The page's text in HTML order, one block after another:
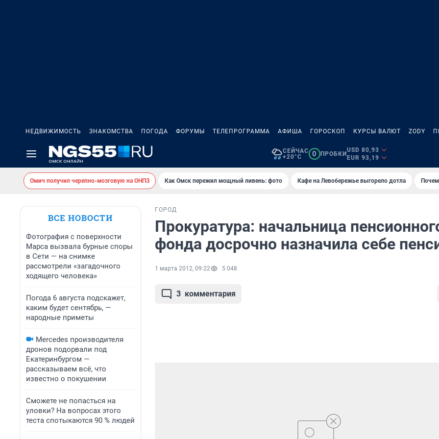
НЕДВИЖИМОСТЬ ЗНАКОМСТВА ПОГОДА ФОРУМЫ ТЕЛЕПРОГРАММА АФИША ГОРОСКОП КУРСЫ ВАЛЮТ ZODY
СЕЙЧАС
+20°C
0 ПРОБКИ
USD 80,93
EUR 93,19
Омич получил черепно-мозговую на ОНПЗ Как Омск пережил мощный ливень: фото Кафе на Левобережье выгорело дотла
ВСЕ НОВОСТИ
Фотография с поверхности
Марса вызвала бурные споры
в Сети — на снимке
рассмотрели «загадочного
ходящего человека»
Погода 6 августа подскажет,
каким будет сентябрь, —
народные приметы
Mercedes производителя
дронов подорвали под
Екатеринбургом —
рассказываем всё, что
известно о покушении
Сможете не попасться на
уловки? На вопросах этого
теста спотыкаются 90 % людей
ГОРОД
Прокуратура: начальница
фонда досрочно назначила себе
1 марта 2012, 09:22 5 048
3 комментария